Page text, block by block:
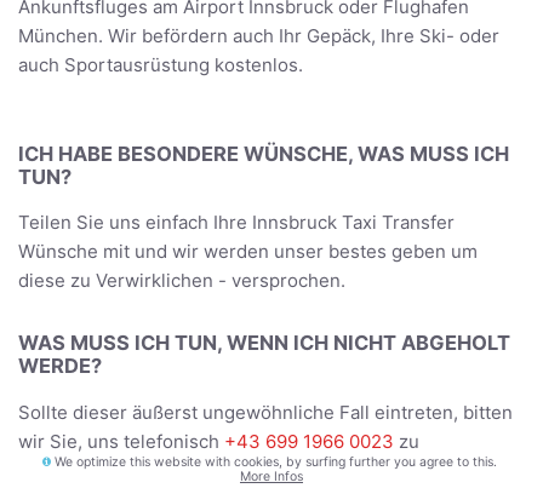
Ankunftsfluges am Airport Innsbruck oder Flughafen
München. Wir befördern auch Ihr Gepäck, Ihre Ski- oder
auch Sportausrüstung kostenlos.
ICH HABE BESONDERE WÜNSCHE, WAS MUSS ICH
TUN?
Teilen Sie uns einfach Ihre Innsbruck Taxi Transfer
Wünsche mit und wir werden unser bestes geben um
diese zu Verwirklichen - versprochen.
WAS MUSS ICH TUN, WENN ICH NICHT ABGEHOLT
WERDE?
Sollte dieser äußerst ungewöhnliche Fall eintreten, bitten
wir Sie, uns telefonisch +43 699 1966 0023 zu
informieren. Wir werden uns umgehend um Ihr Problem
We optimize this website with cookies, by surfing further you agree to this.
More Infos